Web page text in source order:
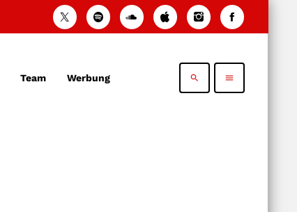
Team Werbung search menu